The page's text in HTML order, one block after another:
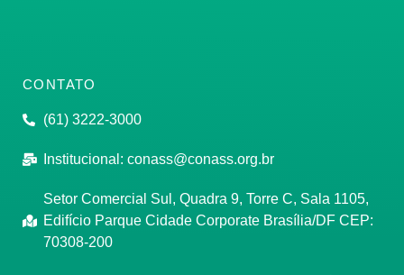
CONTATO
(61) 3222-3000
Institucional: conass@conass.org.br
Setor Comercial Sul, Quadra 9, Torre C, Sala 1105,
Edifício Parque Cidade Corporate Brasília/DF CEP:
70308-200